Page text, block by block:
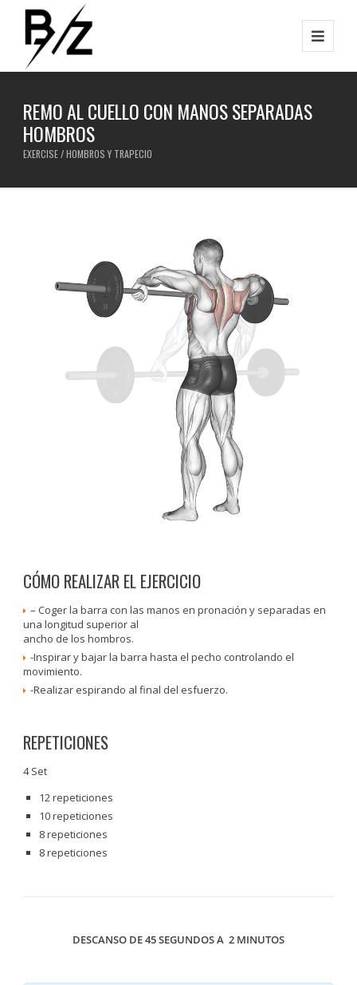
REMO AL CUELLO CON MANOS SEPARADAS
HOMBROS
EXERCISE / HOMBROS Y TRAPECIO
CÓMO REALIZAR EL EJERCICIO
– Coger la barra con las manos en pronación y separadas en
una longitud superior al
ancho de los hombros.
-Inspirar y bajar la barra hasta el pecho controlando el
movimiento.
-Realizar espirando al final del esfuerzo.
REPETICIONES
4 Set
12 repeticiones
10 repeticiones
8 repeticiones
8 repeticiones
DESCANSO DE 45 SEGUNDOS A 2 MINUTOS